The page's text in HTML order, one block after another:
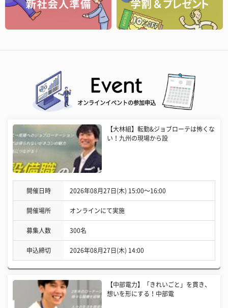
オンラインイベントの参加申込
【大林組】転勤&ジョブローテは怖くな
い！九州の現場から設
開催日時 2026年08月27日(木) 15:00〜16:00
開催場所 オンラインにて実施
募集人数 300名
申込締切 2026年08月27日(木) 14:00
【中部電力】「きれいごと」を貫き、
想いを形にする！中部電